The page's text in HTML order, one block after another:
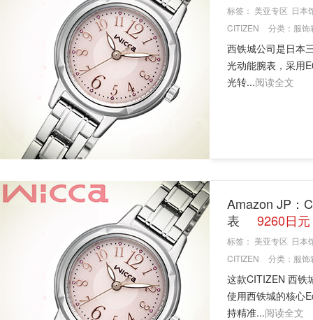
标签： 美亚专区 日本
CITIZEN
分类： 服饰
西铁城公司是日本
光动能腕表，采用
光转...阅读全文
Amazon JP：
表
9260日
标签： 美亚专区 日本
CITIZEN
分类： 服饰
这款CITIZEN 西铁
使用西铁城的核心
持精准...阅读全文